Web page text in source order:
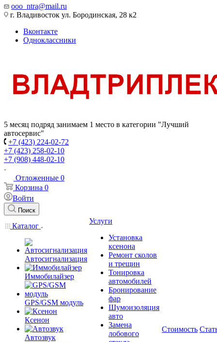
ooo_ntra@mail.ru
г. Владивосток ул. Бородинская, 28 к2
Вконтакте
Одноклассники
5 месяц подряд занимаем 1 место в категории "Лучший
автосервис"
+7 (423) 224-02-72
+7 (423) 258-02-10
+7 (908) 448-02-10
Отложенные 0
Корзина 0
Войти
Поиск
Каталог
Автосигнализация
Иммобилайзер
GPS/GSM модуль
Ксенон
Автозвук
Услуги
Установка
ксенона
Ремонт сколов
и трещин
Тонировка
автомобилей
Бронирование
фар
Шумоизоляция
авто
Замена
лобового
Стоимость